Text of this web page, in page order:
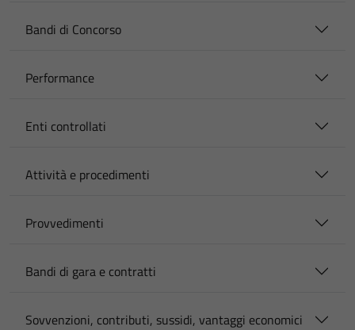
Bandi di Concorso
Performance
Enti controllati
Attività e procedimenti
Provvedimenti
Bandi di gara e contratti
Sovvenzioni, contributi, sussidi, vantaggi economici